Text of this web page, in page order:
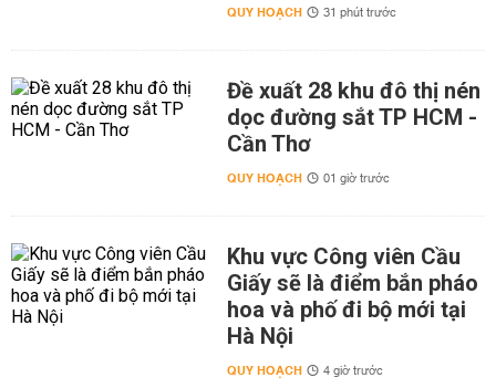
QUY HOẠCH 31 phút trước
Đề xuất 28 khu đô thị nén
dọc đường sắt TP HCM -
Cần Thơ
QUY HOẠCH 01 giờ trước
Khu vực Công viên Cầu
Giấy sẽ là điểm bắn pháo
hoa và phố đi bộ mới tại
Hà Nội
QUY HOẠCH 4 giờ trước